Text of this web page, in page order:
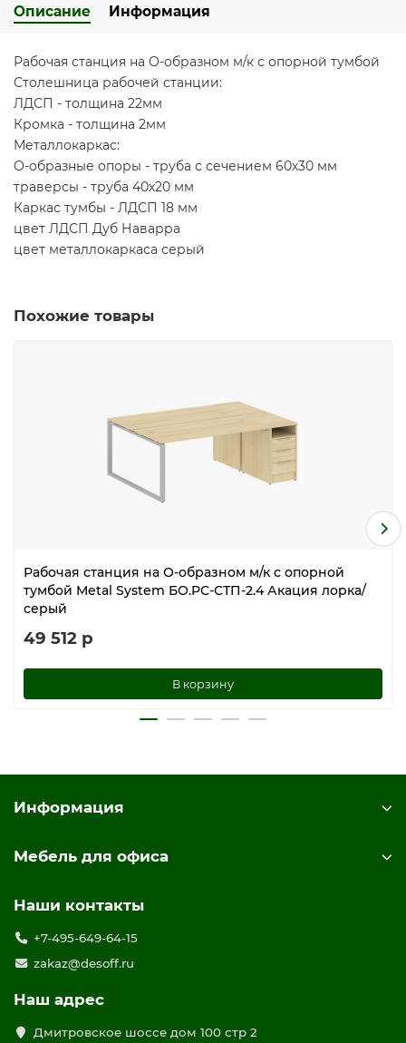
Описание Информация
Рабочая станция на О-образном м/к с опорной тумбой
Столешница рабочей станции:
ЛДСП - толщина 22мм
Кромка - толщина 2мм
Металлокаркас:
О-образные опоры - труба с сечением 60х30 мм
траверсы - труба 40х20 мм
Каркас тумбы - ЛДСП 18 мм
цвет ЛДСП Дуб Наварра
цвет металлокаркаса серый
Похожие товары
Рабочая станция на О-образном м/к с опорной
тумбой Metal System БО.РС-СТП-2.4 Акация лорка/
серый
49 512 р
В корзину
Информация
Мебель для офиса
Наши контакты
+7-495-649-64-15
zakaz@desoff.ru
Наш адрес
Дмитровское шоссе дом 100 стр 2